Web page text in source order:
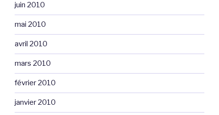
juin 2010
mai 2010
avril 2010
mars 2010
février 2010
janvier 2010